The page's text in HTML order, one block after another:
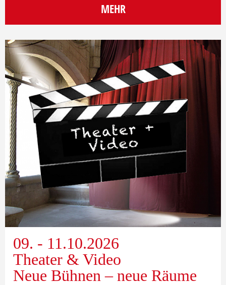
MEHR
09. - 11.10.2026
Theater & Video
Neue Bühnen – neue Räume